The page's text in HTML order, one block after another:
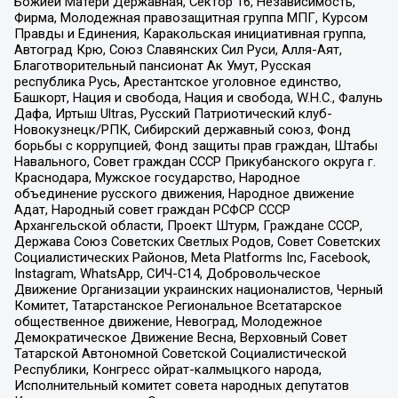
Фирма, Молодежная правозащитная группа МПГ, Курсом
Правды и Единения, Каракольская инициативная группа,
Автоград Крю, Союз Славянских Сил Руси, Алля-Аят,
Благотворительный пансионат Ак Умут, Русская
республика Русь, Арестантское уголовное единство,
Башкорт, Нация и свобода, Нация и свобода, W.H.С., Фалунь
Дафа, Иртыш Ultras, Русский Патриотический клуб-
Новокузнецк/РПК, Сибирский державный союз, Фонд
борьбы с коррупцией, Фонд защиты прав граждан, Штабы
Навального, Совет граждан СССР Прикубанского округа г.
Краснодара, Мужское государство, Народное
объединение русского движения, Народное движение
Адат, Народный совет граждан РСФСР СССР
Архангельской области, Проект Штурм, Граждане СССР,
Держава Союз Советских Светлых Родов, Совет Советских
Социалистических Районов, Meta Platforms Inc, Facebook,
Instagram, WhatsApp, СИЧ-С14, Добровольческое
Движение Организации украинских националистов, Черный
Комитет, Татарстанское Региональное Всетатарское
общественное движение, Невоград, Молодежное
Демократическое Движение Весна, Верховный Совет
Татарской Автономной Советской Социалистической
Республики, Конгресс ойрат-калмыцкого народа,
Исполнительный комитет совета народных депутатов